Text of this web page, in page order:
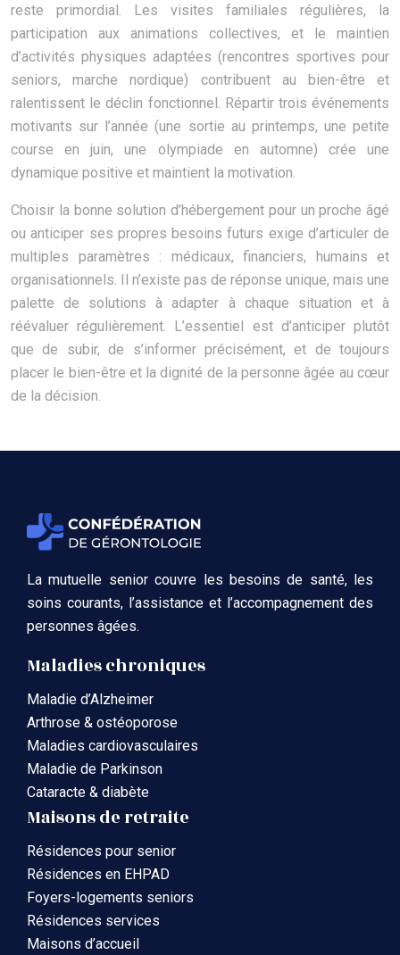
reste primordial. Les visites familiales régulières, la
participation aux animations collectives, et le maintien
d’activités physiques adaptées (rencontres sportives pour
seniors, marche nordique) contribuent au bien-être et
ralentissent le déclin fonctionnel. Répartir trois événements
motivants sur l’année (une sortie au printemps, une petite
course en juin, une olympiade en automne) crée une
dynamique positive et maintient la motivation.
Choisir la bonne solution d’hébergement pour un proche âgé
ou anticiper ses propres besoins futurs exige d’articuler de
multiples paramètres : médicaux, financiers, humains et
organisationnels. Il n’existe pas de réponse unique, mais une
palette de solutions à adapter à chaque situation et à
réévaluer régulièrement. L’essentiel est d’anticiper plutôt
que de subir, de s’informer précisément, et de toujours
placer le bien-être et la dignité de la personne âgée au cœur
de la décision.
La mutuelle senior couvre les besoins de santé, les
soins courants, l’assistance et l’accompagnement des
personnes âgées.
Maladies chroniques
Maladie d’Alzheimer
Arthrose & ostéoporose
Maladies cardiovasculaires
Maladie de Parkinson
Cataracte & diabète
Maisons de retraite
Résidences pour senior
Résidences en EHPAD
Foyers-logements seniors
Résidences services
Maisons d’accueil